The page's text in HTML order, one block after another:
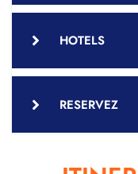
HOTELS
RESERVEZ